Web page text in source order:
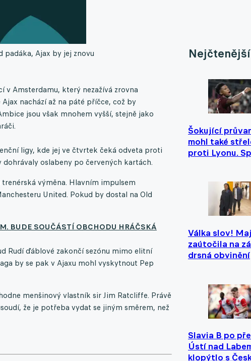
Šokující
mohl také
proti Lyonu.
Válka slov!
zaútočila na
drsná obvinění
Slavia B po
Ústí nad
klopýtlo s
padáka, Ajax by jej znovu
v Amsterdamu, který nezažívá zrovna
nachází až na páté příčce, což by
jsou však mnohem vyšší, stejně jako
ligy, kde jej ve čtvrtek čeká odveta proti
oslabeny po červených kartách.
výměna. Hlavním impulsem
United. Pokud by dostal na Old
BUDE SOUČÁSTÍ OBCHODU HRÁČSKÁ
Rudí ďáblové zakončí sezónu mimo elitní
by se pak v Ajaxu mohl vyskytnout Pep
menšinový vlastník sir Jim Ratcliffe. Právě
že je potřeba vydat se jiným směrem, než